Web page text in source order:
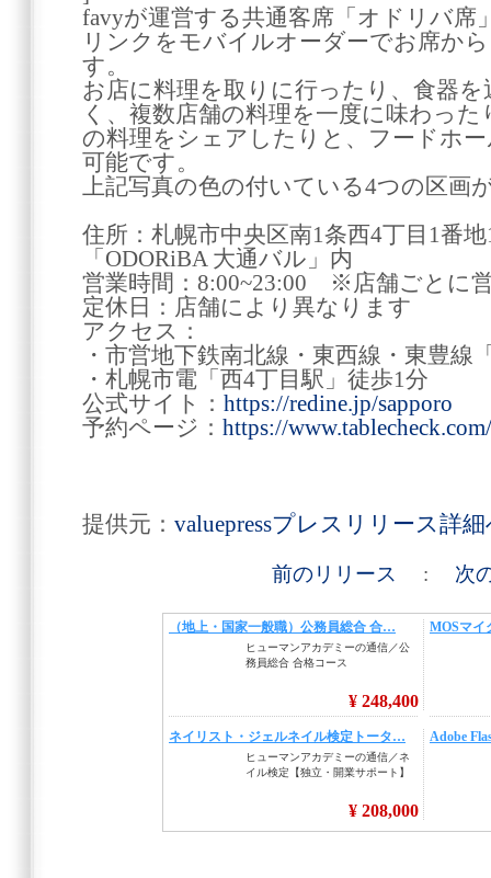
favyが運営する共通客席「オドリバ席
リンクをモバイルオーダーでお席か
す。
お店に料理を取りに行ったり、食器
く、複数店舗の料理を一度に味わっ
の料理をシェアしたりと、フードホ
可能です。
上記写真の色の付いている4つの区画
住所：札幌市中央区南1条西4丁目1番
「ODORiBA 大通バル」内
営業時間：8:00~23:00 ※店舗ごとに
定休日：店舗により異なります
アクセス：
・市営地下鉄南北線・東西線・東豊線
・札幌市電「西4丁目駅」徒歩1分
公式サイト： https://redine.jp/sapporo
予約ページ： https://
提供元： valuepressプレスリリース詳
前のリリース : 次